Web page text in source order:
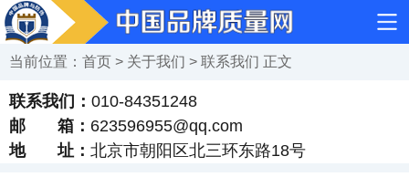
当前位置： 首页 > 关于我们 > 联系我们 正文
联系我们： 010-84351248
邮 箱： 623596955@qq.com
地 址： 北京市朝阳区北三环东路18号